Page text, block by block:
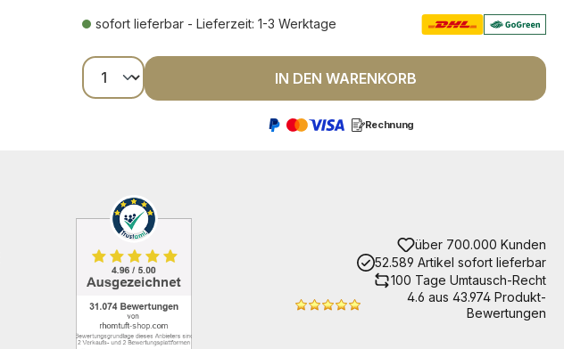
sofort lieferbar - Lieferzeit: 1-3 Werktage
Produkt Anzahl: Gib den gewünschten Wert
IN DEN WARENKORB
Rechnung
über 700.000 Kunden
52.589 Artikel sofort lieferbar
100 Tage Umtausch-Recht
4.6 aus 43.974 Produkt-
Bewertungen